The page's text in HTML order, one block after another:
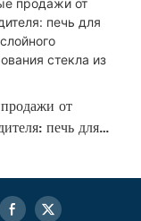
от
печь для